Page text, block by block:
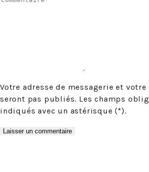
Votre adresse de messagerie et votre
seront pas publiés. Les champs
indiqués avec un astérisque (*).